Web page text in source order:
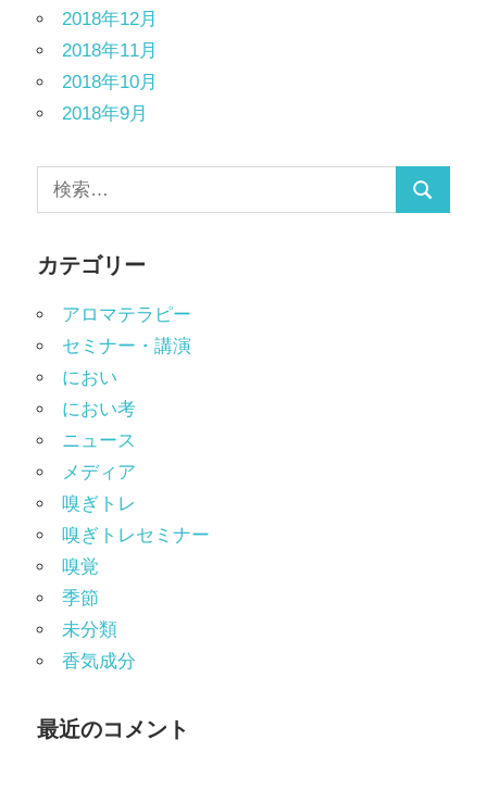
2018年12月
2018年11月
2018年10月
2018年9月
カテゴリー
アロマテラピー
セミナー・講演
におい
におい考
ニュース
メディア
嗅ぎトレ
嗅ぎトレセミナー
嗅覚
季節
未分類
香気成分
最近のコメント